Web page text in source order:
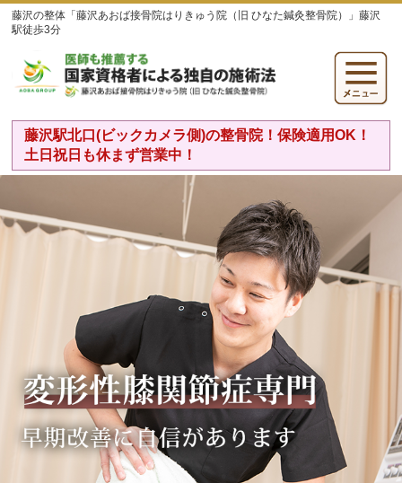
藤沢の整体「藤沢あおば接骨院はりきゅう院（旧 ひなた鍼灸整骨院）」藤沢
駅徒歩3分
藤沢駅北口(ビックカメラ側)の整骨院！保険適用OK！
土日祝日も休まず営業中！